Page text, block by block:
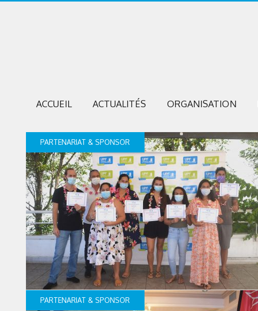
ACCUEIL ACTUALITÉS ORGANISATION
PARTENARIAT & SPONSOR
PARTENARIAT & SPONSOR